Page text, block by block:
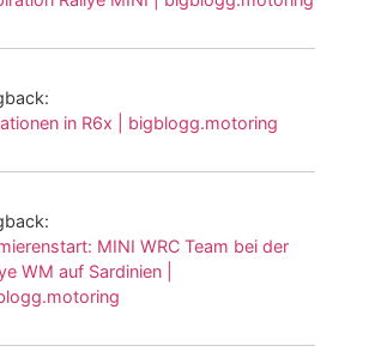
in R6x | bigblogg.motoring
MINI WRC Team bei der
WM auf Sardinien |